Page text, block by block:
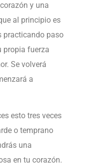
y una
al principio es
practicando paso
propia fuerza
Se volverá
a
esto tres veces
o temprano
una
en tu corazón.